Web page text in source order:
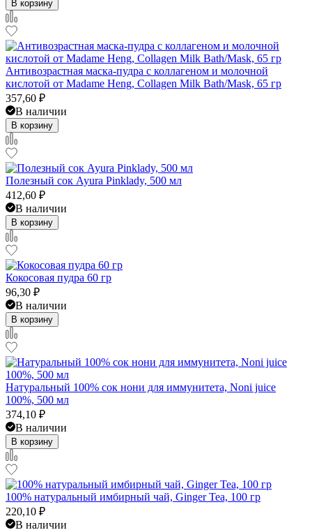
В корзину
Антивозрастная маска-пудра с коллагеном и молочной
кислотой от Madame Heng, Collagen Milk Bath/Mask, 65 гр
357,60 ₽
В наличии
В корзину
Полезный сок Ayura Pinklady, 500 мл
412,60 ₽
В наличии
В корзину
Кокосовая пудра 60 гр
96,30 ₽
В наличии
В корзину
Натуральный 100% сок нони для иммунитета, Noni juice
100%, 500 мл
374,10 ₽
В наличии
В корзину
100% натуральный имбирный чай, Ginger Tea, 100 гр
220,10 ₽
В наличии